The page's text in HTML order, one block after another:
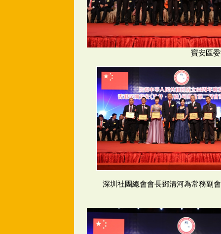
寶安區
深圳社團總會會長鄧清河為常務副